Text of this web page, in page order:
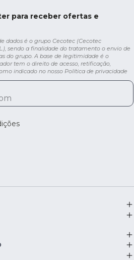
para receber ofertas e
dados é o grupo Cecotec (Cecotec
sendo a finalidade do tratamento o envio de
do grupo. A base de legitimidade é o
tem o direito de acesso, retificação,
indicado no nosso Política de privacidade